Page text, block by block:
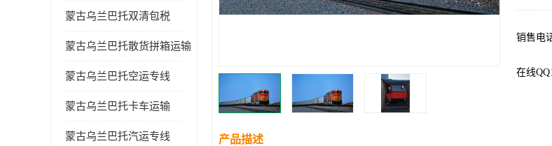
蒙古乌兰巴托双清包税
蒙古乌兰巴托散货拼箱运输
蒙古乌兰巴托空运专线
蒙古乌兰巴托卡车运输
蒙古乌兰巴托汽运专线
销售电
在线QQ
产品描述